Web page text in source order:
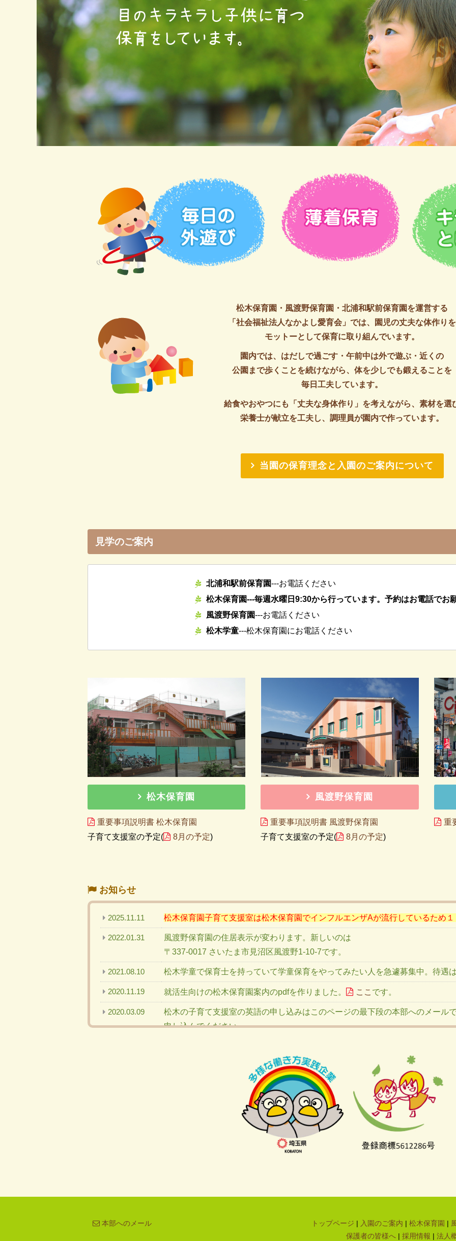
松木保育園・風渡野保育園・北浦和駅前保育園を運営する
「社会福祉法人なかよし愛育会」では、園児の丈夫な体作りを
モットーとして保育に取り組んでいます。
園内では、はだしで過ごす・午前中は外で遊ぶ・近くの
公園まで歩くことを続けながら、体を少しでも鍛えることを
毎日工夫しています。
給食やおやつにも「丈夫な身体作り」を考えながら、素材を選
栄養士が献立を工夫し、調理員が園内で作っています。
当園の保育理念と入園のご案内について
見学のご案内
北浦和駅前保育園---お電話ください
松木保育園---毎週水曜日9:30から行っています。予約はお電話でお
風渡野保育園---お電話ください
松木学童---松木保育園にお電話ください
松木保育園
重要事項説明書 松木保育園
子育て支援室の予定(
8月の予定)
風渡野保育園
重要事項説明書 風渡野保育園
子育て支援室の予定(
8月の予定)
重
お知らせ
2025.11.11 松木保育園子育て支援室は松木保育園でインフルエンザAが流行しているため
2022.01.31
風渡野保育園の住居表示が変わります。新しいのは
〒337-0017 さいたま市見沼区風渡野1-10-7です。
2021.08.10 松木学童で保育士を持っていて学童保育をやってみたい人を急遽募集中。待遇
2020.11.19 就活生向けの松木保育園案内のpdfを作りました。 ここ です。
2020.03.09
松木の子育て支援室の英語の申し込みはこのページの最下段の本部へのメール
申し込んでください
スマホとパソコン両対応のページにしました
決算書、事業報告書を登録しました。求人情報を更新しました。
登園許可書を廃止して治癒報告書に統一しました。
平成２９年度決算書の借入金明細書の誤記を訂正しました 。
与薬依頼票を新しくしました。
2017.08.31 間違いやリンク切れに気づいたら左下のリンクからメールください。順次修正
本部へのメール トップページ | 入園のご案内 | 松木保育園 |
保護者の皆様へ | 採用情報 | 法人